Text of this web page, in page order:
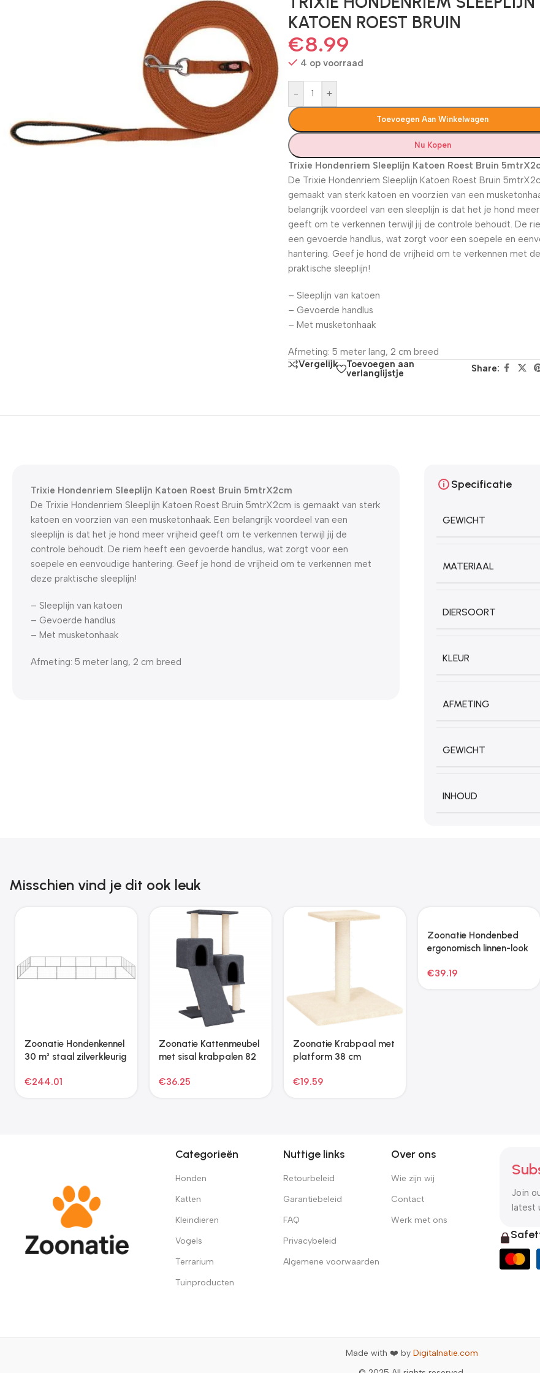
KATOEN ROEST BRUIN
€8.99
4 op voorraad
- +
Toevoegen Aan Winkelwagen
Nu Kopen
Trixie Hondenriem Sleeplijn Katoen Roest Bruin
De Trixie Hondenriem Sleeplijn Katoen Roest Bruin
gemaakt van sterk katoen en voorzien van een
belangrijk voordeel van een sleeplijn is dat het je hond
geeft om te verkennen terwijl jij de controle behoudt. De
een gevoerde handlus, wat zorgt voor een soepele en
hantering. Geef je hond de vrijheid om te verkennen met
praktische sleeplijn!
– Sleeplijn van katoen
– Gevoerde handlus
– Met musketonhaak
Afmeting: 5 meter lang, 2 cm breed
Vergelijk
Toevoegen aan
verlanglijstje
Share:
Trixie Hondenriem Sleeplijn Katoen Roest Bruin 5mtrX2cm
De Trixie Hondenriem Sleeplijn Katoen Roest Bruin 5mtrX2cm is gemaakt van sterk
katoen en voorzien van een musketonhaak. Een belangrijk voordeel van een
sleeplijn is dat het je hond meer vrijheid geeft om te verkennen terwijl jij de
controle behoudt. De riem heeft een gevoerde handlus, wat zorgt voor een
soepele en eenvoudige hantering. Geef je hond de vrijheid om te verkennen met
deze praktische sleeplijn!
– Sleeplijn van katoen
– Gevoerde handlus
– Met musketonhaak
Afmeting: 5 meter lang, 2 cm breed
Specificatie
GEWICHT
MATERIAAL
DIERSOORT
KLEUR
AFMETING
GEWICHT
INHOUD
Misschien vind je dit ook leuk
Zoonatie Kattenmeubel
met sisal krabpalen 141
€48.99
Zoonatie Kattenmeubel
met sisal krabpalen 83
€40.17
Zoonatie Konijnenhok
twee verdiepingen hout
€187.17
Categorieën
Honden
Katten
Kleindieren
Vogels
Terrarium
Tuinproducten
Nuttige links
Retourbeleid
Garantiebeleid
FAQ
Privacybeleid
Algemene voorwaarden
Over ons
Wie zijn wij
Contact
Werk met ons
Join
latest
Made with ❤️ by Digitalnatie.com